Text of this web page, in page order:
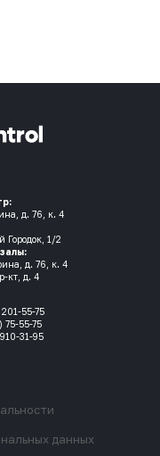
д. 76, к. 4
Городок, 1/2
д. 76, к. 4
кт, д. 4
55-75
75-55-75
31-95
данных